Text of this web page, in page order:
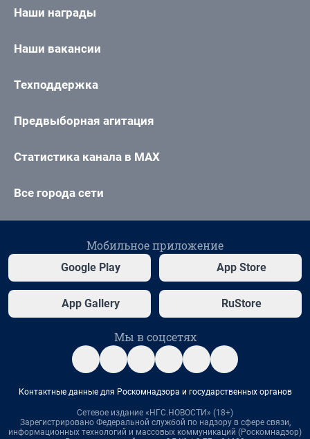
Наши награды
Наши вакансии
Техподдержка
Предвыборная агитация
Статистика канала в MAX
Все города сети
Мобильное приложение
Google Play App Store
App Gallery RuStore
Мы в соцсетях
Контактные данные для Роскомнадзора и государственных органов
Сетевое издание «НГС.НОВОСТИ» (18+)
Зарегистрировано Федеральной службой по надзору в сфере связи,
информационных технологий и массовых коммуникаций (Роскомнадзор)